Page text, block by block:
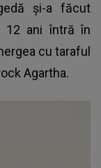
și-a făcut
12 ani întră în
cu taraful
Agartha.